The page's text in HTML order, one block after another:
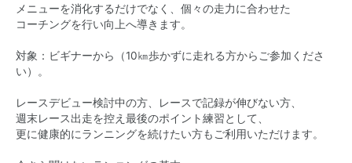
メニューを消化するだけでなく、個々の走力に合わせた
コーチングを行い向上へ導きます。
対象：ビギナーから（10㎞歩かずに走れる方からご参加くださ
い）。
レースデビュー検討中の方、レースで記録が伸びない方、
週末レース出走を控え最後のポイント練習として、
更に健康的にランニングを続けたい方もご利用いただけます。